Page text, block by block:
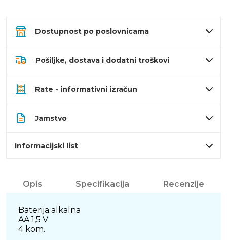
Dostupnost po poslovnicama
Pošiljke, dostava i dodatni troškovi
Rate - informativni izračun
Jamstvo
Informacijski list
Opis Specifikacija Recenzije
Baterija alkalna
AA 1,5 V
4 kom.